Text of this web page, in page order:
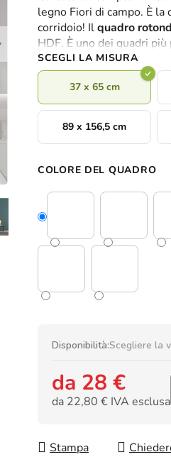
del
prodotto
è
0,0
su
stelle.
legno Fiori di campo. È la
corridoio! Ilquadro
HDF. È uno dei quadri
SCEGLI LA MISURA
37 x 65 cm
89 x 156,5 cm
COLORE DEL QUADRO
Disponibilità:Scegliere la
da 28 €
da 22,80 € IVA esclusa
Stampa